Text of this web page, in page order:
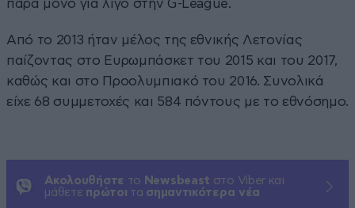
παρά μόνο για λίγο στην G-League.
Από το 2013 ήταν μέλος της εθνικής Λετονίας
παίζοντας στο Ευρωμπάσκετ του 2015 και του 2017,
καθώς και στο Προολυμπιακό του 2016. Συνολικά
είχε 68 συμμετοχές και 584 πόντους με το εθνόσημο.
Ακολουθήστε το Newsbeast στο Viber και
μάθετε πρώτοι τα σημαντικότερα νέα